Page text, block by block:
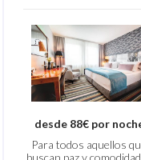
desde 88€ por
Para todos aquellos
buscan paz y